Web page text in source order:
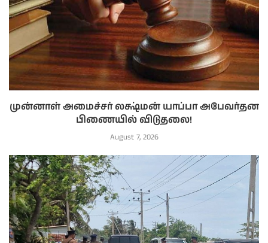
முன்னாள் அமைச்சர் லக்ஷ்மன் யாப்பா அபேவர்தன
பிணையில் விடுதலை!
August 7, 2026